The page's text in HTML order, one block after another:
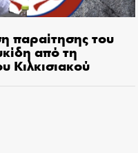
παραίτησης του
από τη
Κιλκισιακού